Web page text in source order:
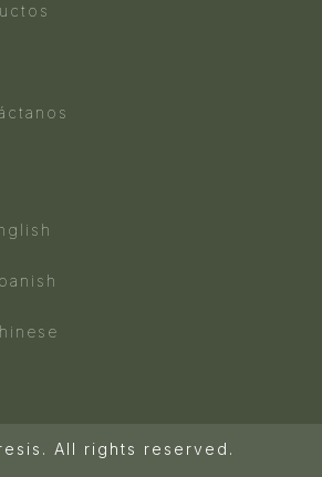
All rights reserved.